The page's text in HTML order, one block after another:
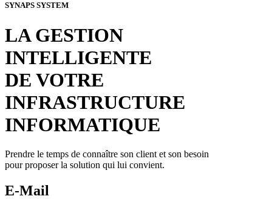
SYNAPS SYSTEM
LA GESTION
INTELLIGENTE
DE VOTRE
INFRASTRUCTURE
INFORMATIQUE
Prendre le temps de connaître son client et son besoin
pour proposer la solution qui lui convient.
E-Mail